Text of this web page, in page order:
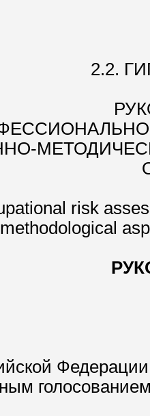
2.2.
risk
methodological